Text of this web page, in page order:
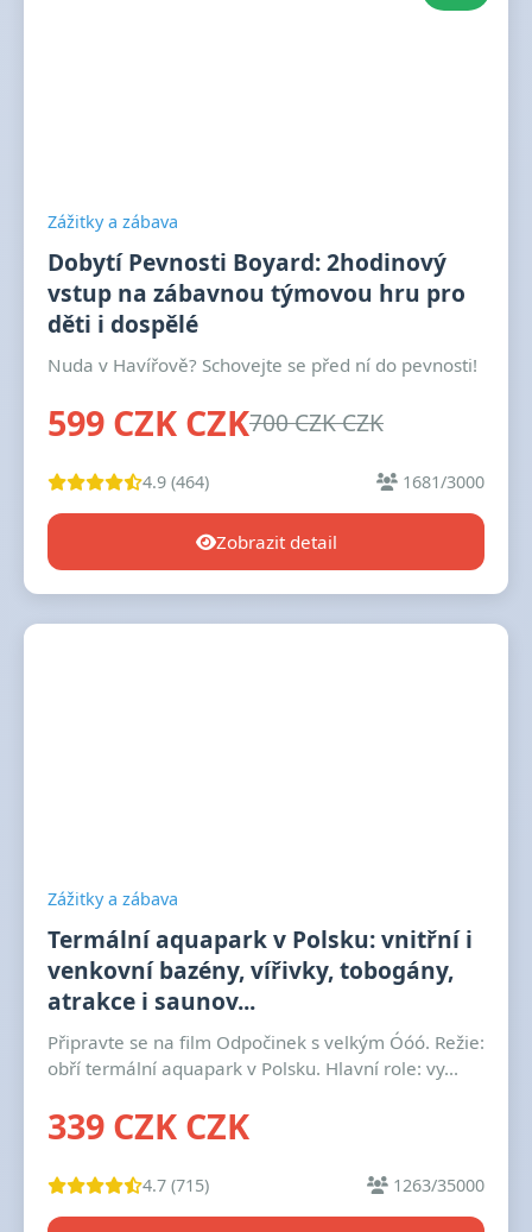
Zážitky a zábava
Dobytí Pevnosti Boyard: 2hodinový
vstup na zábavnou týmovou hru pro
děti i dospělé
Nuda v Havířově? Schovejte se před ní do pevnosti!
599 CZK CZK700 CZK CZK
4.9 (464) 1681/3000
Zobrazit detail
Zážitky a zábava
Termální aquapark v Polsku: vnitřní i
venkovní bazény, vířivky, tobogány,
atrakce i saunov...
Připravte se na film Odpočinek s velkým Óóó. Režie:
obří termální aquapark v Polsku. Hlavní role: vy...
339 CZK CZK
4.7 (715) 1263/35000